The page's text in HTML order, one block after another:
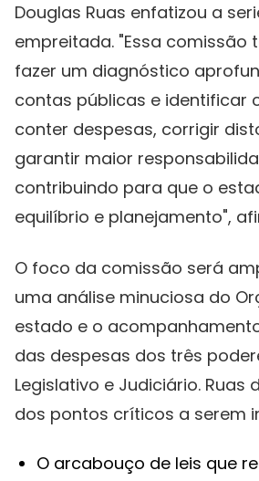
Douglas Ruas enfatizou a
empreitada. "Essa comissão
fazer um diagnóstico
contas públicas e identificar
conter despesas, corrigir
garantir maior
contribuindo para que o
equilíbrio e planejamento",
O foco da comissão será
uma análise minuciosa do
estado e o
das despesas dos três
Legislativo e Judiciário. Ruas
dos pontos críticos a serem
O arcabouço de leis que